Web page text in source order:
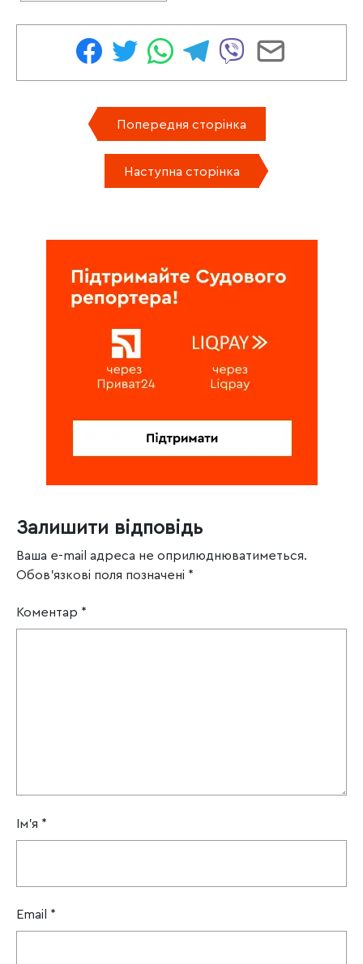
Попередня сторінка
Наступна сторінка
Залишити відповідь
Ваша e-mail адреса не оприлюднюватиметься.
Обов’язкові поля позначені *
Коментар *
Ім'я *
Email *